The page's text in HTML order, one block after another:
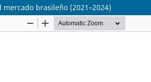
brasileño (2021–2024)